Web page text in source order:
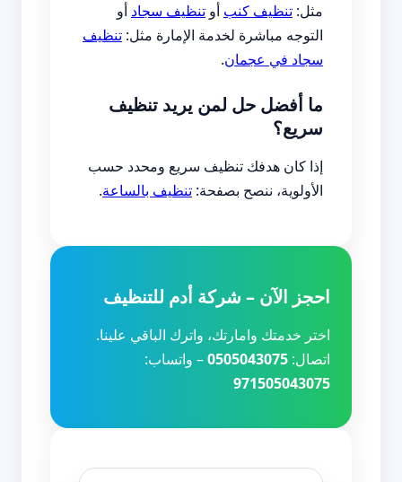
مثل: تنظيف كنب أو تنظيف سجاد أو
التوجه مباشرة لخدمة الإمارة مثل: تنظيف
سجاد في عجمان.
ما أفضل حل لمن يريد تنظيف
سريع؟
إذا كان هدفك تنظيف سريع ومحدد حسب
الأولوية، ننصح بصفحة: تنظيف بالساعة.
احجز الآن – شركة أدم للتنظيف
اختر خدمتك وامارتك، واترك الباقي علينا.
اتصال: 0505043075– واتساب:
971505043075